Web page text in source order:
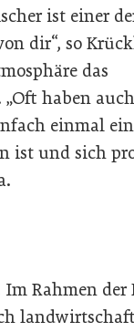
ist einer
dir“, so
das
haben
einmal
ist und sich
Rahmen der